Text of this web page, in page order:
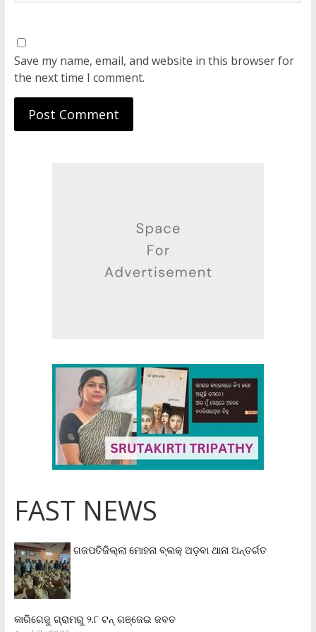
Save my name, email, and website in this browser for
the next time I comment.
FAST NEWS
ଗଜପତିଜିଲ୍ଲା ମୋହନା ବ୍ଲକ୍‌ ଅଡ଼ବା ଥାନା ଅନ୍ତର୍ଗତ
କାରିଗେଜୁ ଗ୍ରାମରୁ ୨.୮ ଟନ୍ ଗଞ୍ଜେଇ ଜବତ